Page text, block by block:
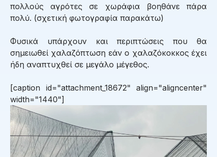
πολλούς αγρότες σε χωράφια βοηθάνε πάρα
πολύ. (σχετική φωτογραφία παρακάτω)
Φυσικά υπάρχουν και περιπτώσεις που θα
σημειωθεί χαλαζόπτωση εάν ο χαλαζόκοκκος έχει
ήδη αναπτυχθεί σε μεγάλο μέγεθος.
[caption id="attachment_18672" align="aligncenter"
width="1440"]